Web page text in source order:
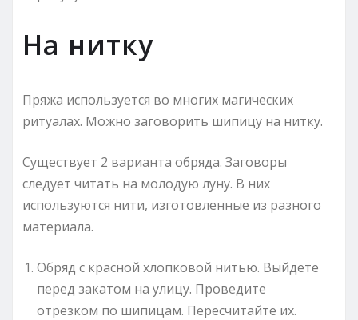
На нитку
Пряжа используется во многих магических
ритуалах. Можно заговорить шипицу на нитку.
Существует 2 варианта обряда. Заговоры
следует читать на молодую луну. В них
используются нити, изготовленные из разного
материала.
Обряд с красной хлопковой нитью. Выйдете
перед закатом на улицу. Проведите
отрезком по шипицам. Пересчитайте их.